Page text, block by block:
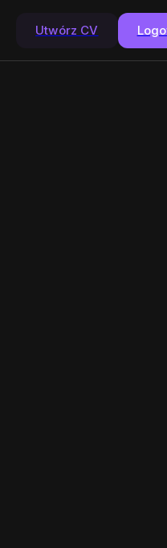
Utwórz CV